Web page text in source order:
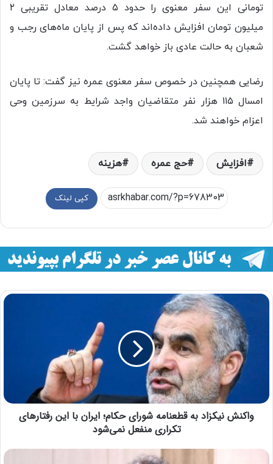
تومانی این سفر معنوی را حدود ۵ درصد معادل تقریبی ۲
میلیون تومان افزایش داده‌اند که پس از پایان ماه‌های رجب و
شعبان به حالت عادی باز خواهد گشت.
رضایی همچنین در خصوص سفر معنوی عمره نیز گفت: تا پایان
امسال ۱۱۵ هزار نفر متقاضیان واجد شرایط به سرزمین وحی
اعزام خواهند شد.
افزايش حج عمره هزینه
کپی لینک
واکنش نیکزاد به قطعنامه شورای حکام؛ ایران با این رفتارهای
تکراری منفعل نمی‌شود